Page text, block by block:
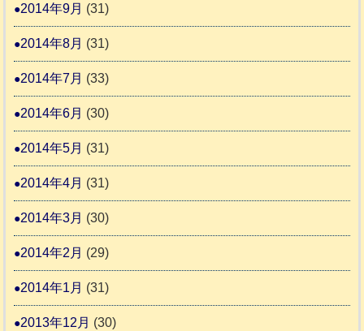
2014年9月 (31)
2014年8月 (31)
2014年7月 (33)
2014年6月 (30)
2014年5月 (31)
2014年4月 (31)
2014年3月 (30)
2014年2月 (29)
2014年1月 (31)
2013年12月 (30)